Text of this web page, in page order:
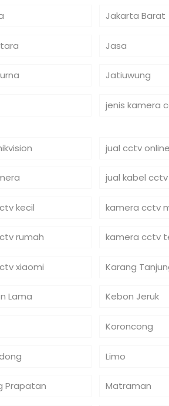
Jakarta Barat
Jasa
Jatiuwung
jenis kamera
jual cctv online
jual kabel cctv
kecil kamera cctv
rumah kamera cctv
xiaomi Karang
Lama Kebon Jeruk
Koroncong
Limo
Prapatan Matraman